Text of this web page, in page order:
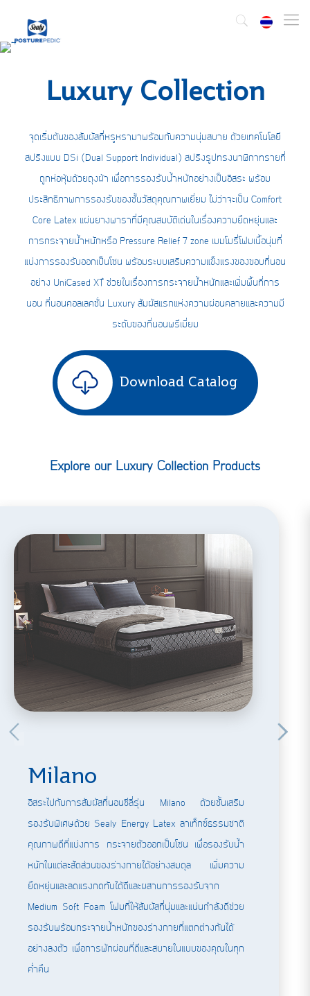
Luxury Collection
จุดเริ่มต้นของสัมผัสที่หรูหรามาพร้อมกับความนุ่มสบาย ด้วยเทคโนโลยี
สปริงแบบ DSi (Dual Support Individual) สปริงรูปทรงนาฬิกาทรายที่
ถูกห่อหุ้มด้วยถุงผ้า เพื่อการรองรับน้ำหนักอย่างเป็นอิสระ พร้อม
ประสิทธิภาพการรองรับของชั้นวัสดุคุณภาพเยี่ยม ไม่ว่าจะเป็น Comfort
Core Latex แผ่นยางพาราที่มีคุณสมบัติเด่นในเรื่องความยืดหยุ่นและ
การกระจายน้ำหนักหรือ Pressure Relief 7 zone เมมโมรี่โฟมเนื้อนุ่มที่
แบ่งการรองรับออกเป็นโซน พร้อมระบบเสริมความแข็งแรงของขอบที่นอน
อย่าง UniCased XT™ ช่วยในเรื่องการกระจายน้ำหนักและเพิ่มพื้นที่การ
นอน ที่นอนคอลเลคชั่น Luxury สัมผัสแรกแห่งความผ่อนคลายและความมี
ระดับของที่นอนพรีเมี่ยม
Download Catalog
Explore our Luxury Collection Products
Milano
อิสระไปกับการสัมผัสที่นอนซีลี่รุ่น Milano ด้วยชั้นเสริม
รองรับพิเศษด้วย Sealy Energy Latex ลาเท็กซ์ธรรมชาติ
คุณภาพดีที่แบ่งการ กระจายตัวออกเป็นโซน เพื่อรองรับน้ำ
หนักในแต่ละสัดส่วนของร่างกายได้อย่างสมดุล เพิ่มความ
ยืดหยุ่นและลดแรงกดทับได้ดีและผสานการรองรับจาก
Medium Soft Foam โฟมที่ให้สัมผัสที่นุ่มและแน่นกำลังดีช่วย
รองรับพร้อมกระจายน้ำหนักของร่างกายที่แตกต่างกันได้
อย่างลงตัว เพื่อการพักผ่อนที่ดีและสบายในแบบของคุณในทุก
ค่ำคืน